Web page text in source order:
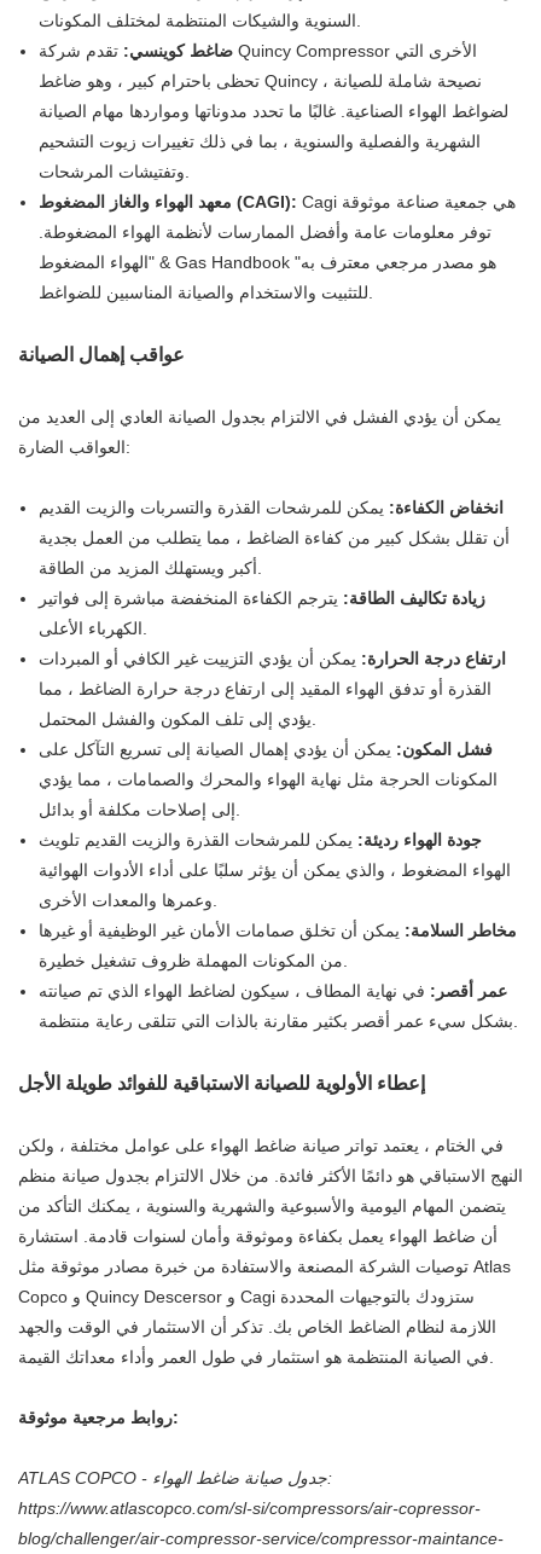
السنوية والشيكات المنتظمة لمختلف المكونات.
ضاغط كوينسي:تقدم شركة Quincy Compressor الأخرى التي
تحظى باحترام كبير ، وهو ضاغط Quincy ، نصيحة شاملة للصيانة
لضواغط الهواء الصناعية. غالبًا ما تحدد مدوناتها ومواردها مهام الصيانة
الشهرية والفصلية والسنوية ، بما في ذلك تغييرات زيوت التشحيم
وتفتيشات المرشحات.
معهد الهواء والغاز المضغوط (CAGI): Cagi هي جمعية صناعة موثوقة
توفر معلومات عامة وأفضل الممارسات لأنظمة الهواء المضغوطة.
"الهواء المضغوط & Gas Handbook "هو مصدر مرجعي معترف به
للتثبيت والاستخدام والصيانة المناسبين للضواغط.
عواقب إهمال الصيانة
يمكن أن يؤدي الفشل في الالتزام بجدول الصيانة العادي إلى العديد من
العواقب الضارة:
انخفاض الكفاءة: يمكن للمرشحات القذرة والتسربات والزيت القديم
أن تقلل بشكل كبير من كفاءة الضاغط ، مما يتطلب من العمل بجدية
أكبر ويستهلك المزيد من الطاقة.
زيادة تكاليف الطاقة: يترجم الكفاءة المنخفضة مباشرة إلى فواتير
الكهرباء الأعلى.
ارتفاع درجة الحرارة: يمكن أن يؤدي التزييت غير الكافي أو المبردات
القذرة أو تدفق الهواء المقيد إلى ارتفاع درجة حرارة الضاغط ، مما
يؤدي إلى تلف المكون والفشل المحتمل.
فشل المكون: يمكن أن يؤدي إهمال الصيانة إلى تسريع التآكل على
المكونات الحرجة مثل نهاية الهواء والمحرك والصمامات ، مما يؤدي
إلى إصلاحات مكلفة أو بدائل.
جودة الهواء رديئة: يمكن للمرشحات القذرة والزيت القديم تلويث
الهواء المضغوط ، والذي يمكن أن يؤثر سلبًا على أداء الأدوات الهوائية
وعمرها والمعدات الأخرى.
مخاطر السلامة: يمكن أن تخلق صمامات الأمان غير الوظيفية أو غيرها
من المكونات المهملة ظروف تشغيل خطيرة.
عمر أقصر: في نهاية المطاف ، سيكون لضاغط الهواء الذي تم صيانته
بشكل سيء عمر أقصر بكثير مقارنة بالذات التي تتلقى رعاية منتظمة.
إعطاء الأولوية للصيانة الاستباقية للفوائد طويلة الأجل
في الختام ، يعتمد تواتر صيانة ضاغط الهواء على عوامل مختلفة ، ولكن
النهج الاستباقي هو دائمًا الأكثر فائدة. من خلال الالتزام بجدول صيانة منظم
يتضمن المهام اليومية والأسبوعية والشهرية والسنوية ، يمكنك التأكد من
أن ضاغط الهواء يعمل بكفاءة وموثوقة وأمان لسنوات قادمة. استشارة
توصيات الشركة المصنعة والاستفادة من خبرة مصادر موثوقة مثل Atlas
Copco و Quincy Descersor و Cagi ستزودك بالتوجيهات المحددة
اللازمة لنظام الضاغط الخاص بك. تذكر أن الاستثمار في الوقت والجهد
في الصيانة المنتظمة هو استثمار في طول العمر وأداء معداتك القيمة.
روابط مرجعية موثوقة:
ATLAS COPCO - جدول صيانة ضاغط الهواء:
https://www.atlascopco.com/sl-si/compressors/air-copressor-
blog/challenger/air-compressor-service/compressor-maintance-